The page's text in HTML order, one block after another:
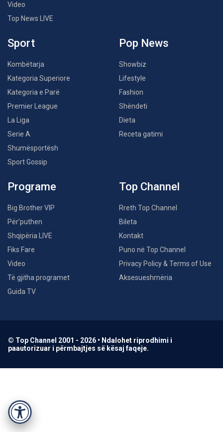
Accessibility
Video
Top News LIVE
Sport
Kombëtarja
Kategoria Superiore
Kategoria e Parë
Premier League
La Liga
Serie A
Shumësportësh
Sport Gossip
Pop News
Showbiz
Lifestyle
Fashion
Shëndeti
Dieta
Receta gatimi
Programe
Big Brother VIP
Për’puthen
Shqipëria LIVE
Fiks Fare
Video
Të gjitha programet
Guida TV
Top Channel
Rreth Top Channel
Bileta
Kontakt
Puno në Top Channel
Privacy Policy & Terms of Use
Aksesueshmëria
© Top Channel 2001 - 2026 • Ndalohet riprodhimi i
paautorizuar i përmbajtjes së kësaj faqeje.